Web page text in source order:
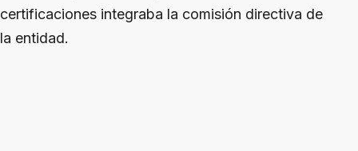
certificaciones integraba la comisión directiva de
la entidad.